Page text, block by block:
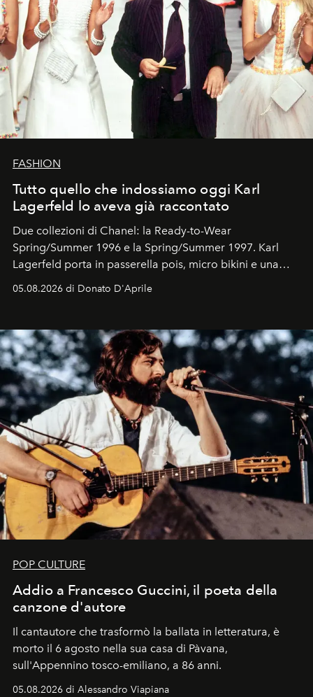
FASHION
Tutto quello che indossiamo oggi Karl
Lagerfeld lo aveva già raccontato
Due collezioni di Chanel: la Ready-to-Wear
Spring/Summer 1996 e la Spring/Summer 1997. Karl
Lagerfeld porta in passerella pois, micro bikini e una
logomania pensata per la spiaggia
Kate, Claudia e Carla una dietro l'altra. Trent'anni dopo,
uno dei documenti più contemporanei che abbiamo.
05.08.2026 di Donato D'Aprile
POP CULTURE
Addio a Francesco Guccini, il poeta della
canzone d'autore
Il cantautore che trasformò la ballata in letteratura, è
morto il 6 agosto nella sua casa di Pàvana,
sull'Appennino tosco-emiliano, a 86 anni.
05.08.2026 di Alessandro Viapiana